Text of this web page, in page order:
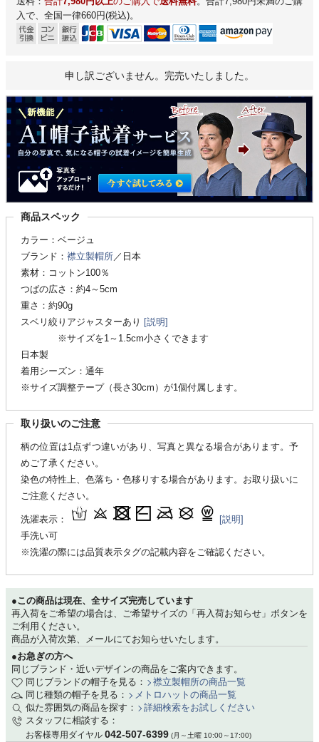
入で、全国一律660円(税込)。
申し訳ございません。完売いたしました。
商品スペック
カラー：ベージュ
ブランド： 襟立製帽所 ／日本
素材：コットン100％
つばの広さ：約4～5cm
重さ：約90g
スベリ絞りアジャスターあり [説明]
※サイズを1～1.5cm小さくできます
日本製
着用シーズン：通年
※サイズ調整テープ（長さ30cm）が1個付属します。
取り扱いのご注意
柄の位置は1点ずつ違いがあり、写真と異なる場合があります。予
めご了承ください。
染色の特性上、色落ち・色移りする場合があります。お取り扱いに
ご注意ください。
洗濯表示：
[説明]
手洗い可
※洗濯の際には品質表示タグの記載内容をご確認ください。
●この商品は現在、全サイズ完売しています
再入荷をご希望の場合は、ご希望サイズの「再入荷お知らせ」ボタンを
ご利用ください。
商品が入荷次第、メールにてお知らせいたします。
●お急ぎの方へ
同じブランド・近いデザインの商品をご案内できます。
同じブランドの帽子を見る：
襟立製帽所の商品一覧
同じ種類の帽子を見る：
メトロハットの商品一覧
似た雰囲気の商品を探す：
詳細検索をお試しください
スタッフに相談する：
お客様専用ダイヤル 042-507-6399 (月～土曜 10:00～17:00)